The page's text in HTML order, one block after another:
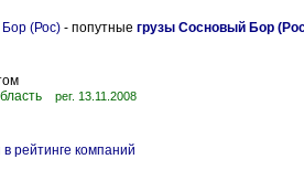
(Рос) - попутные грузы Сосновый Бор
рег. 13.11.2008
рейтинге компаний